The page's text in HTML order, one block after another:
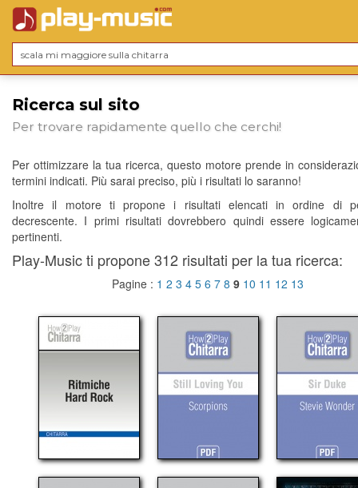
Ricerca sul sito
Per trovare rapidamente quello che cerchi!
Per ottimizzare la tua ricerca, questo motore prende in
termini indicati. Più sarai preciso, più i risultati lo saranno!
Inoltre il motore ti propone i risultati elencati in ordine di
decrescente. I primi risultati dovrebbero quindi essere
pertinenti.
Play-Music ti propone 312 risultati per la tua ricerca:
Pagine : 1 2 3 4 5 6 7 8 9 10 11 12 13